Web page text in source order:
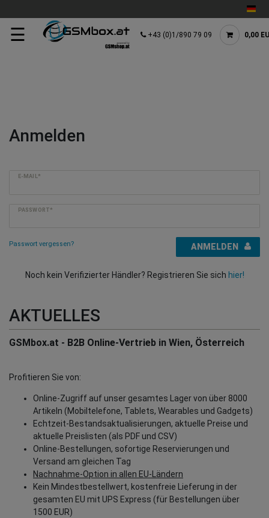
☰ +43 (0)1/890 79 09 0,00
Anmelden
E-MAIL*
PASSWORT*
Passwort vergessen? ANMELDEN
Noch kein Verifizierter Händler? Registrieren Sie sich hier!
AKTUELLES
GSMbox.at - B2B Online-Vertrieb in Wien, Österreich
Profitieren Sie von:
Online-Zugriff auf unser gesamtes Lager von über 8000
Artikeln (Mobiltelefone, Tablets, Wearables und Gadgets)
Echtzeit-Bestandsaktualisierungen, aktuelle Preise und
aktuelle Preislisten (als PDF und CSV)
Online-Bestellungen, sofortige Reservierungen und
Versand am gleichen Tag
Nachnahme-Option in allen EU-Ländern
Kein Mindestbestellwert, kostenfreie Lieferung in der
gesamten EU mit UPS Express (für Bestellungen über
1500 EUR)